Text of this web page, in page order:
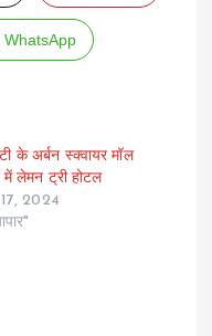
WhatsApp
के अर्बन स्क्वायर मॉल
में लेमन ट्री होटल
2024